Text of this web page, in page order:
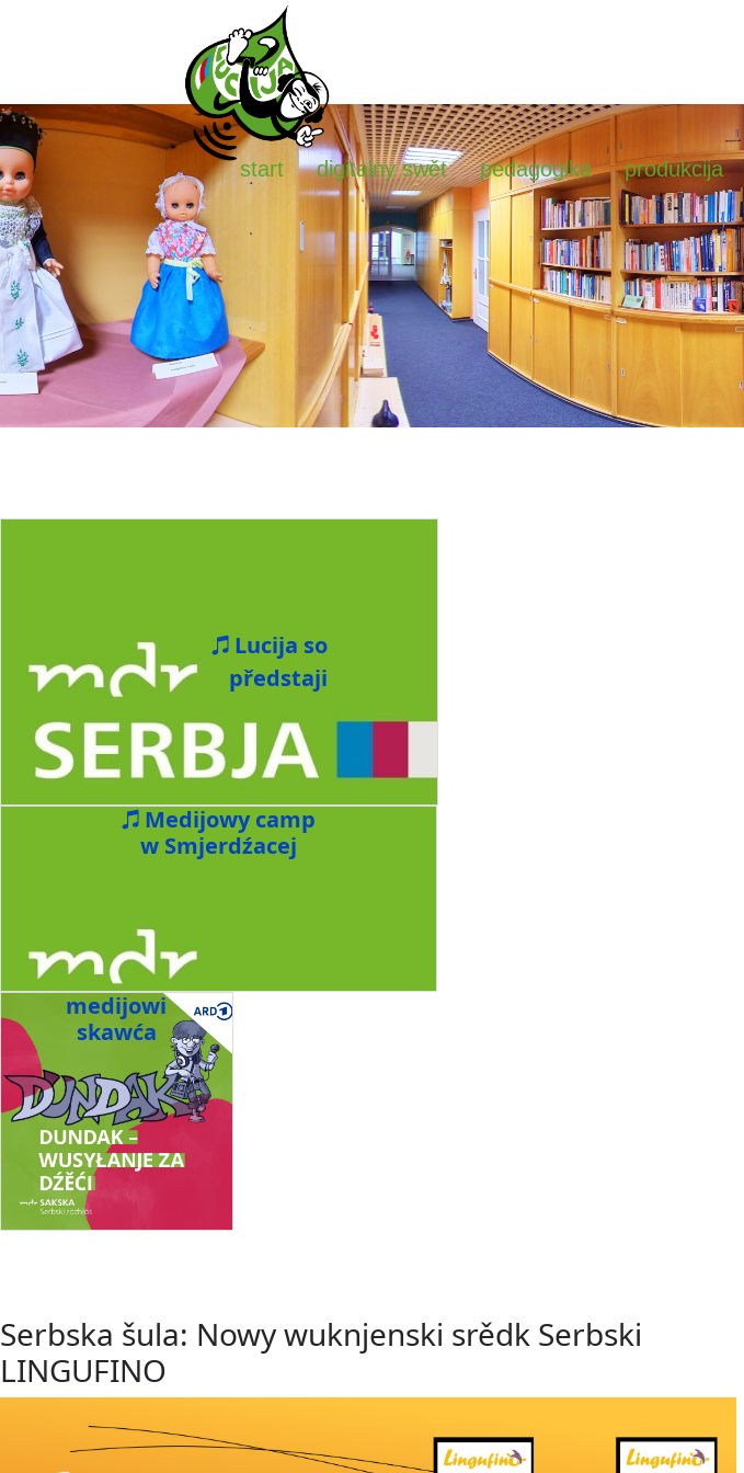
start digitalny swět pedagogika produkcija
Lucija so
předstaji
Medijowy camp
w Smjerdźacej
medijowi
skawća
Serbska šula: Nowy wuknjenski srědk Serbski
LINGUFINO